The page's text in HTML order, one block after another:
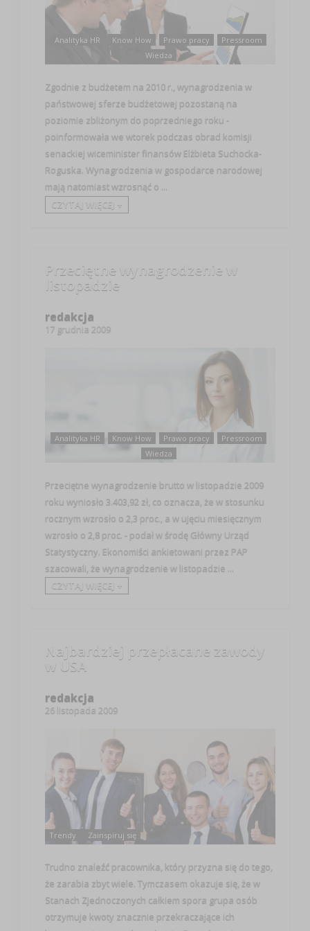
Analityka HR Know How Prawo pracy
Pressroom
Wiedza
Zgodnie z budżetem na 2010 r., wynagrodzenia w
państwowej sferze budżetowej pozostaną na
poziomie zbliżonym do poprzedniego roku -
poinformowała we wtorek podczas obrad komisji
senackiej wiceminister finansów Elżbieta Suchocka-
Roguska. Wynagrodzenia w gospodarce narodowej
mają natomiast wzrosnąć o ...
CZYTAJ WIĘCEJ +
Przeciętne wynagrodzenie w
listopadzie
redakcja
17 grudnia 2009
Analityka HR Know How Prawo pracy
Pressroom
Wiedza
Przeciętne wynagrodzenie brutto w listopadzie 2009
roku wyniosło 3.403,92 zł, co oznacza, że w stosunku
rocznym wzrosło o 2,3 proc., a w ujęciu miesięcznym
wzrosło o 2,8 proc. - podał w środę Główny Urząd
Statystyczny. Ekonomiści ankietowani przez PAP
szacowali, że wynagrodzenie w listopadzie ...
CZYTAJ WIĘCEJ +
Najbardziej przepłacane zawody
w USA
redakcja
26 listopada 2009
Trendy Zainspiruj się
Trudno znaleźć pracownika, który przyzna się do tego,
że zarabia zbyt wiele. Tymczasem okazuje się, że w
Stanach Zjednoczonych całkiem spora grupa osób
otrzymuje kwoty znacznie przekraczające ich